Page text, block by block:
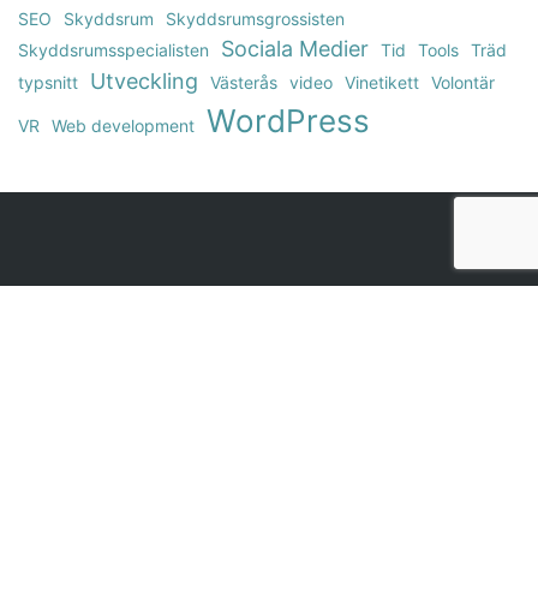
SEO
Skyddsrum
Skyddsrumsgrossisten
Skyddsrumsspecialisten
Sociala Medier Tid Tools Träd
typsnitt
Utveckling Västerås video Vinetikett Volontär
VR Web development WordPress